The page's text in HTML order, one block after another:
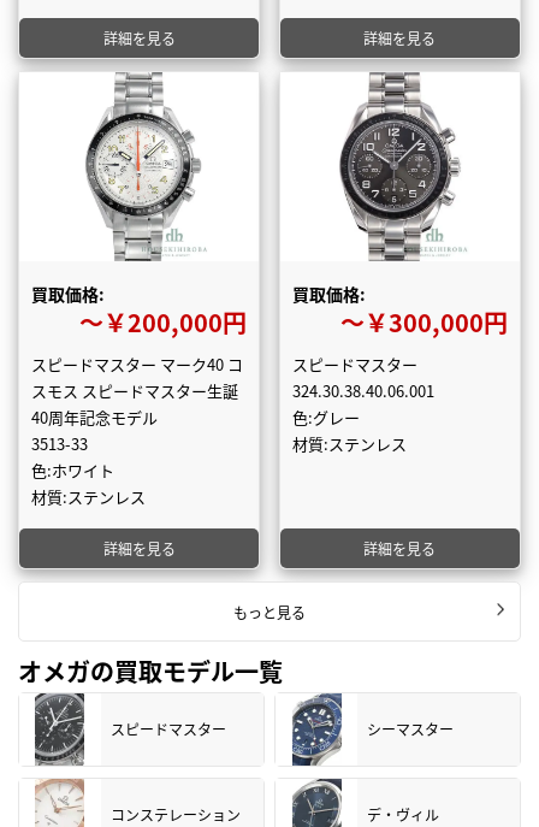
詳細を見る 詳細を見る
買取価格:
〜￥200,000円
スピードマスター マーク40 コ
スモス スピードマスター生誕
40周年記念モデル
3513-33
色:ホワイト
材質:ステンレス
詳細を見る
買取価格:
〜￥300,000円
スピードマスター
324.30.38.40.06.001
色:グレー
材質:ステンレス
詳細を見る
もっと見る
オメガの買取モデル一覧
スピードマスター シーマスター
コンステレーション デ・ヴィル